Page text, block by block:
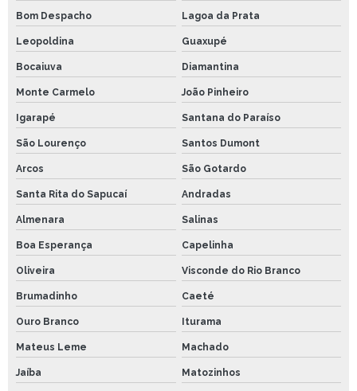
Bom Despacho Lagoa da Prata
Leopoldina Guaxupé
Bocaiuva Diamantina
Monte Carmelo João Pinheiro
Igarapé Santana do Paraíso
São Lourenço Santos Dumont
Arcos São Gotardo
Santa Rita do Sapucaí Andradas
Almenara Salinas
Boa Esperança Capelinha
Oliveira Visconde do Rio Branco
Brumadinho Caeté
Ouro Branco Iturama
Mateus Leme Machado
Jaíba Matozinhos